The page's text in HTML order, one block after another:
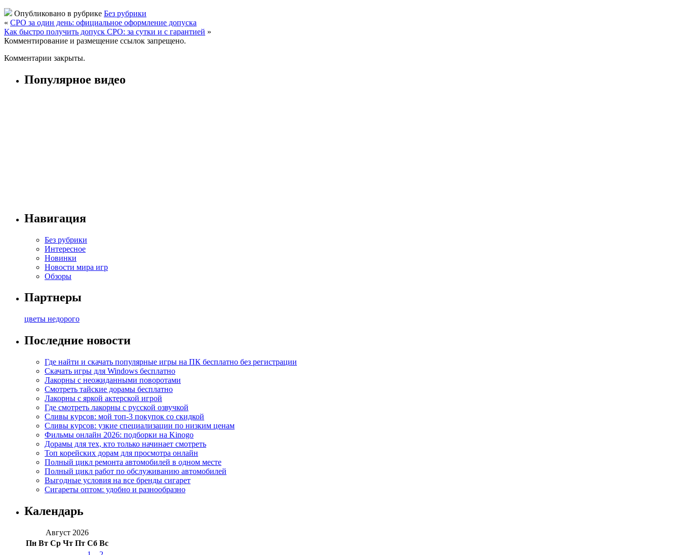
Опубликовано в рубрике Без рубрики
« СРО за один день: официальное оформление допуска
Как быстро получить допуск СРО: за сутки и с гарантией »
Комментирование и размещение ссылок запрещено.
Комментарии закрыты.
Популярное видео
Навигация
Без рубрики
Интересное
Новинки
Новости мира игр
Обзоры
Партнеры
цветы недорого
Последние новости
Где найти и скачать популярные игры на ПК бесплатно без регистрации
Скачать игры для Windows бесплатно
Лакорны с неожиданными поворотами
Смотреть тайские дорамы бесплатно
Лакорны с яркой актерской игрой
Где смотреть лакорны с русской озвучкой
Сливы курсов: мой топ-3 покупок со скидкой
Сливы курсов: узкие специализации по низким ценам
Фильмы онлайн 2026: подборки на Kinogo
Дорамы для тех, кто только начинает смотреть
Топ корейских дорам для просмотра онлайн
Полный цикл ремонта автомобилей в одном месте
Полный цикл работ по обслуживанию автомобилей
Выгодные условия на все бренды сигарет
Сигареты оптом: удобно и разнообразно
Календарь
Август 2026
Пн Вт Ср Чт Пт Сб Вс